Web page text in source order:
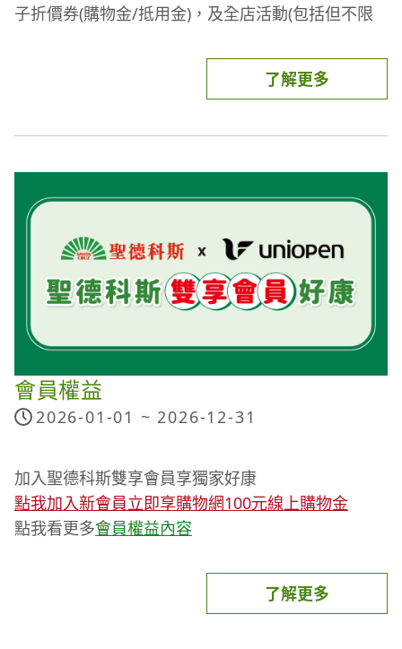
葉蛋、機器設備/健康器材/機能用品(含耗材與配
(3) 本活動僅限聖德科斯實體門市參與，聖德科斯購
及變更、暫停、終止內容之權利。
子折價券(購物金/抵用金)，及全店活動(包括但不限
(倍適/娘家(含精補品))、茶葉蛋、機器設備/健康器
※商品數量以門市實際數量為準，售完為止。詳細活
動辦法依本公司公告為主。凡參與本活動，即視同承
認及接受本活動注意事項及相關規定，本公司保有隨
時修正、暫停或終止本活動之權利，若有未盡事宜，
悉依本公司之相關公告辦理；本公司保留最終解釋及
決定權利。
了解更多
會員權益
2026-01-01 ~ 2026-12-31
加入聖德科斯雙享會員享獨家好康
點我加入新會員立即享購物網100元線上購物金
點我看更多會員權益內容
了解更多